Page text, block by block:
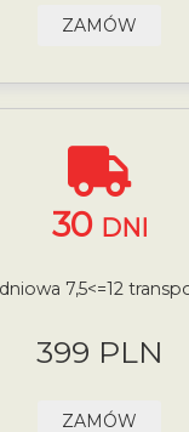
ZAMÓW
30 DNI
7,5<=12
399 PLN
ZAMÓW